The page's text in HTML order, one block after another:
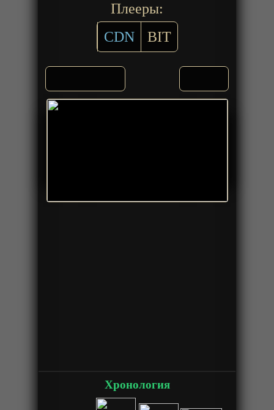
Плееры:
CDN
BIT
Хронология